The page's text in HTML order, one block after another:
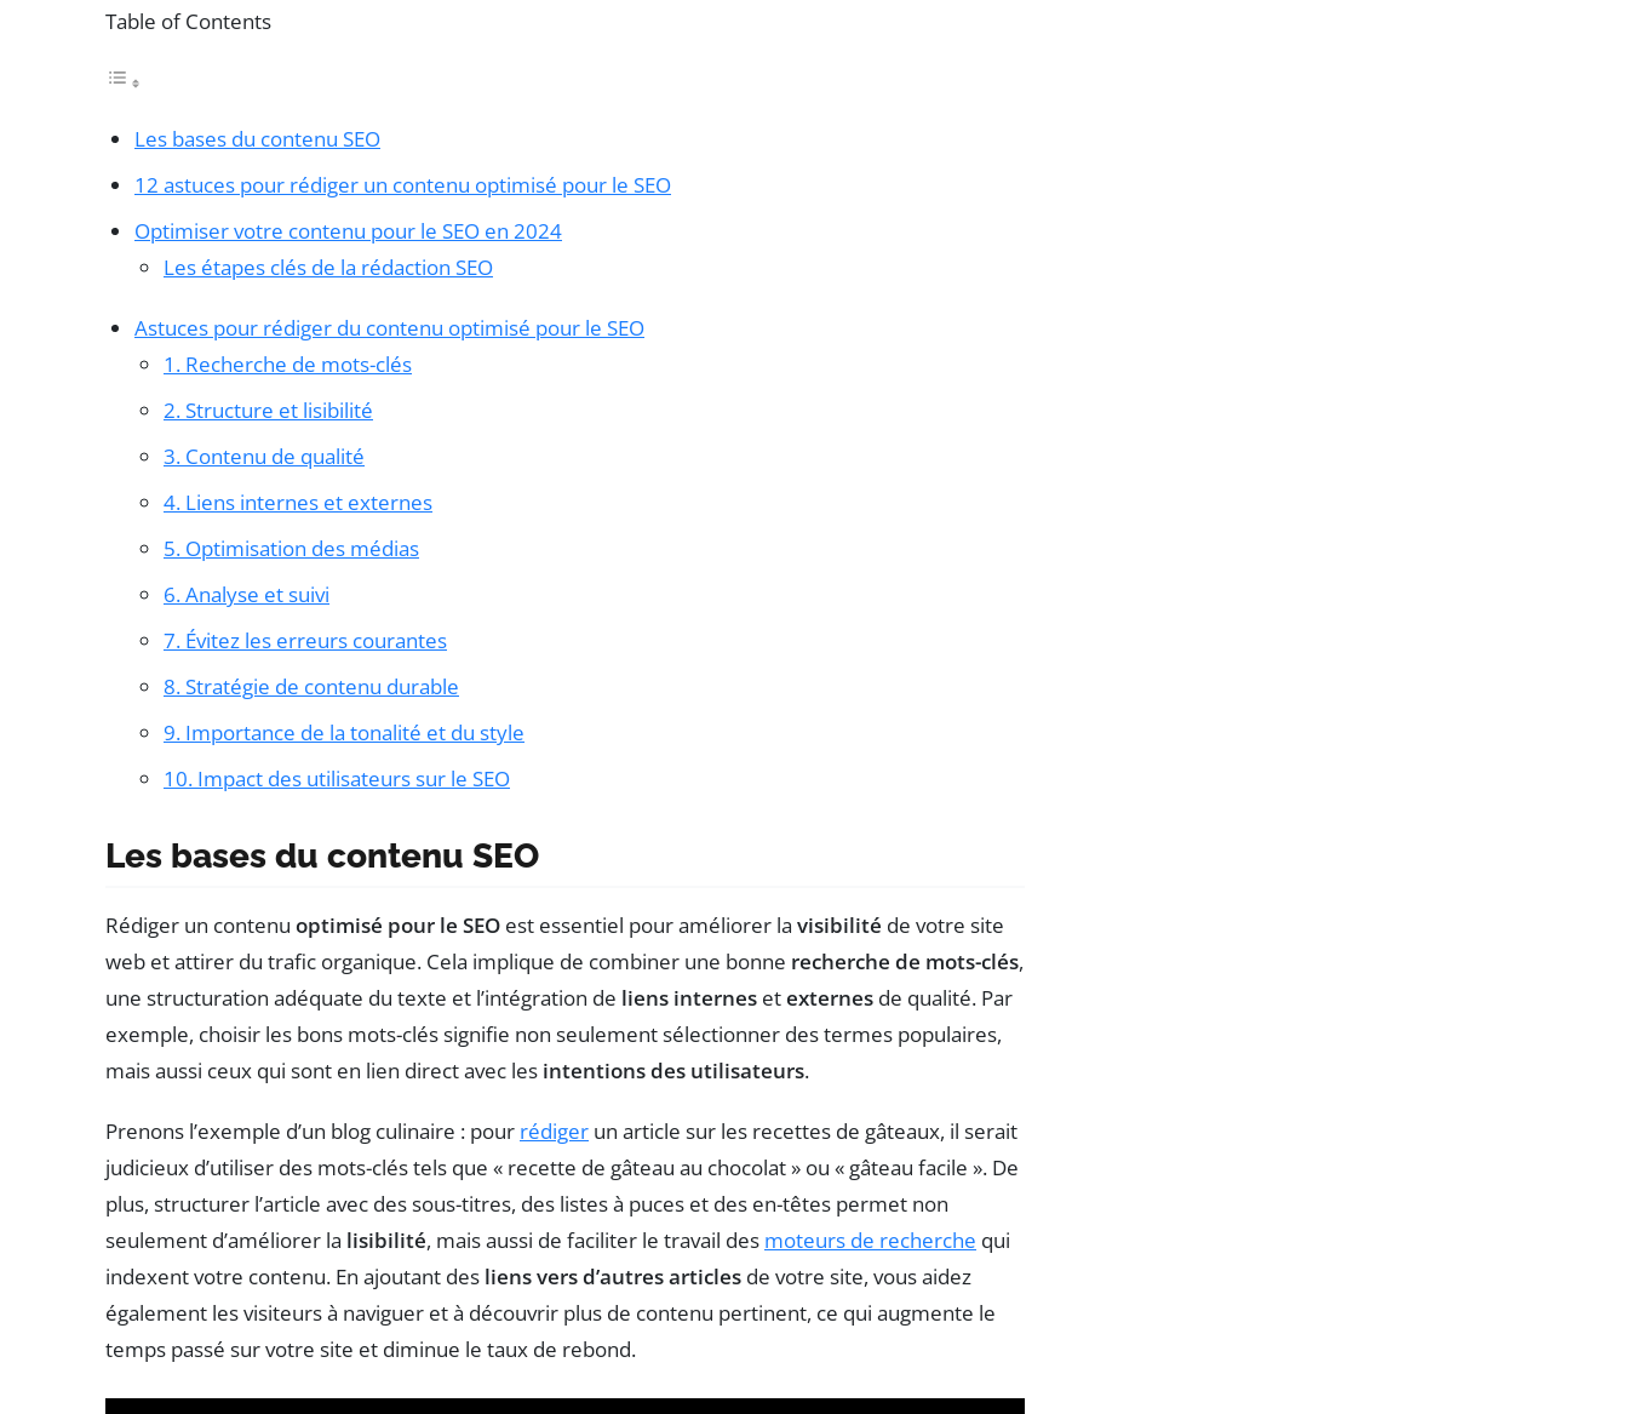
Table of Contents
Les bases du contenu SEO
12 astuces pour rédiger un contenu optimisé pour le SEO
Optimiser votre contenu pour le SEO en 2024
Les étapes clés de la rédaction SEO
Astuces pour rédiger du contenu optimisé pour le SEO
1. Recherche de mots-clés
2. Structure et lisibilité
3. Contenu de qualité
4. Liens internes et externes
5. Optimisation des médias
6. Analyse et suivi
7. Évitez les erreurs courantes
8. Stratégie de contenu durable
9. Importance de la tonalité et du style
10. Impact des utilisateurs sur le SEO
Les bases du contenu SEO
Rédiger un contenu optimisé pour le SEO est essentiel pour améliorer la visibilité de votre site
web et attirer du trafic organique. Cela implique de combiner une bonne recherche de mots-clés,
une structuration adéquate du texte et l’intégration de liens internes etexternes de qualité. Par
exemple, choisir les bons mots-clés signifie non seulement sélectionner des termes populaires,
mais aussi ceux qui sont en lien direct avec les intentions des utilisateurs.
Prenons l’exemple d’un blog culinaire : pour rédiger un article sur les recettes de gâteaux, il serait
judicieux d’utiliser des mots-clés tels que « recette de gâteau au chocolat » ou « gâteau facile ». De
plus, structurer l’article avec des sous-titres, des listes à puces et des en-têtes permet non
seulement d’améliorer la lisibilité, mais aussi de faciliter le travail des moteurs de recherche qui
indexent votre contenu. En ajoutant des liens vers d’autres articles de votre site, vous aidez
également les visiteurs à naviguer et à découvrir plus de contenu pertinent, ce qui augmente le
temps passé sur votre site et diminue le taux de rebond.